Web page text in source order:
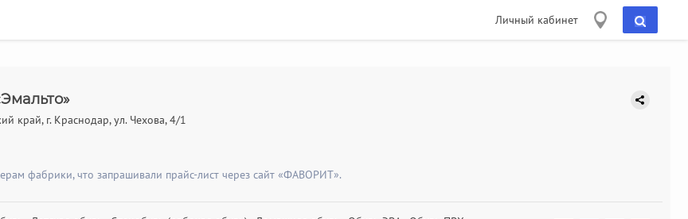
Личный кабинет
край, г. Краснодар, ул. Чехова, 4/1
фабрики, что запрашивали прайс-лист через сайт «ФАВОРИТ».